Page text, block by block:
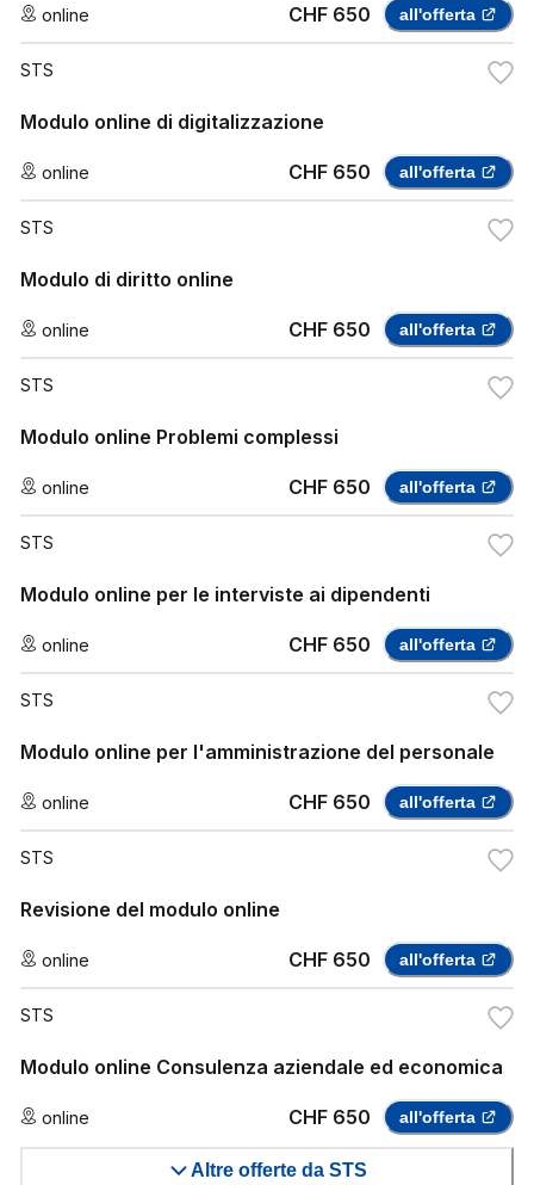
online CHF 650 all'offerta
STS
Modulo online di digitalizzazione
online CHF 650 all'offerta
STS
Modulo di diritto online
online CHF 650 all'offerta
STS
Modulo online Problemi complessi
online CHF 650 all'offerta
STS
Modulo online per le interviste ai dipendenti
online CHF 650 all'offerta
STS
Modulo online per l'amministrazione del personale
online CHF 650 all'offerta
STS
Revisione del modulo online
online CHF 650 all'offerta
STS
Modulo online Consulenza aziendale ed economica
online CHF 650 all'offerta
Altre offerte da STS